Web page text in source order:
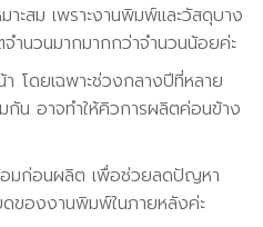
าะสม เพราะงานพิมพ์และวัสดุบาง
จำนวนมากมากกว่าจำนวนน้อยค่ะ
า โดยเฉพาะช่วงกลางปีที่หลาย
กัน อาจทำให้คิวการผลิตค่อนข้าง
มก่อนผลิต เพื่อช่วยลดปัญหา
ดของงานพิมพ์ในภายหลังค่ะ